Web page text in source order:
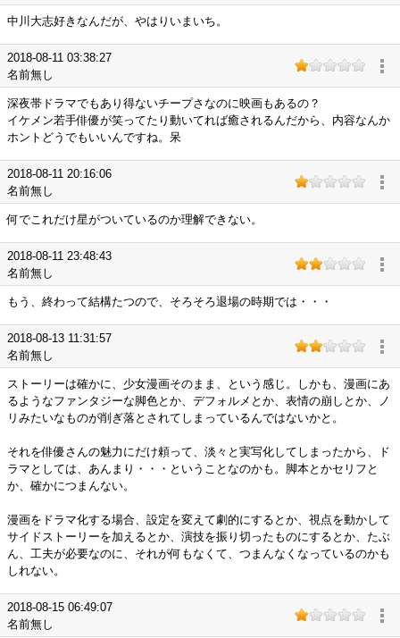
中川大志好きなんだが、やはりいまいち。
2018-08-11 03:38:27
名前無し
深夜帯ドラマでもあり得ないチープさなのに映画もあるの？
イケメン若手俳優が笑ってたり動いてれば癒されるんだから、内容なんか
ホントどうでもいいんですね。呆
2018-08-11 20:16:06
名前無し
何でこれだけ星がついているのか理解できない。
2018-08-11 23:48:43
名前無し
もう、終わって結構たつので、そろそろ退場の時期では・・・
2018-08-13 11:31:57
名前無し
ストーリーは確かに、少女漫画そのまま、という感じ。しかも、漫画にあ
るようなファンタジーな脚色とか、デフォルメとか、表情の崩しとか、ノ
リみたいなものが削ぎ落とされてしまっているんではないかと。
それを俳優さんの魅力にだけ頼って、淡々と実写化してしまったから、ド
ラマとしては、あんまり・・・ということなのかも。脚本とかセリフと
か、確かにつまんない。
漫画をドラマ化する場合、設定を変えて劇的にするとか、視点を動かして
サイドストーリーを加えるとか、演技を振り切ったものにするとか、たぶ
ん、工夫が必要なのに、それが何もなくて、つまんなくなっているのかも
しれない。
2018-08-15 06:49:07
名前無し